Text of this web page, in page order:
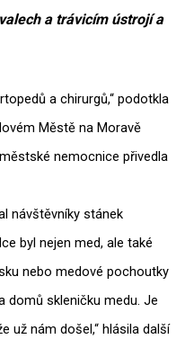
a trávicím ústrojí a
a chirurgů,“ podotkla
Městě na Moravě
nemocnice přivedla
návštěvníky stánek
byl nejen med, ale také
nebo medové pochoutky
domů skleničku medu. Je
už nám došel,“ hlásila další